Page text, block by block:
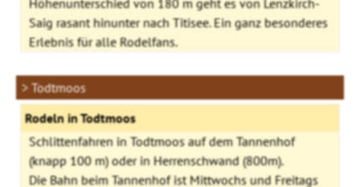
Saig rasant hinunter nach Titisee. Ein ganz besonderes
Erlebnis für alle Rodelfans.
> Todtmoos
Rodeln in Todtmoos
Schlittenfahren in Todtmoos auf dem Tannenhof
(knapp 100 m) oder in Herrenschwand (800m).
Die Bahn beim Tannenhof ist Mittwochs und Freitags